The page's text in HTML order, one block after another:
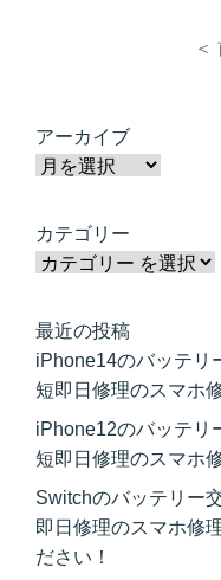
＜
アーカイブ
カテゴリー
最近の投稿
iPhone14のバッテリ
短即日修理のスマホ
iPhone12のバッテリ
短即日修理のスマホ
Switchのバッテリー
即日修理のスマホ修
ださい！